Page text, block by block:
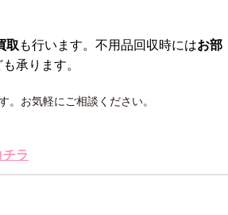
取 も行います。不用品回収時にはお部
承ります。
。お気軽にご相談ください。
ラ